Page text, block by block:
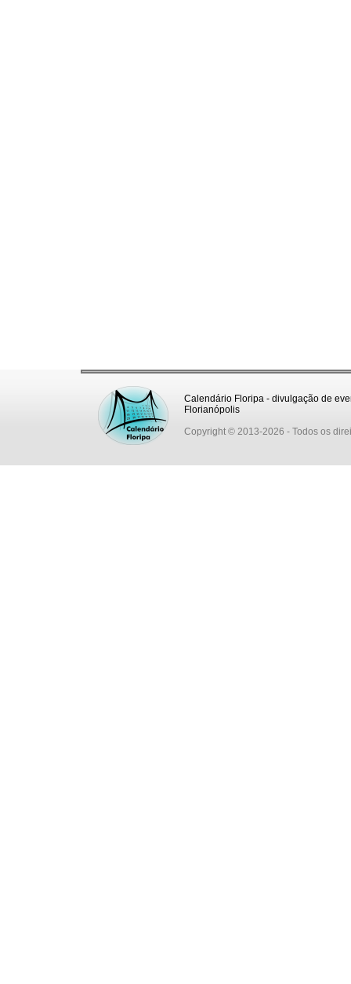
Calendário Floripa - divulgação de
Florianópolis
Copyright © 2013-2026 - Todos os